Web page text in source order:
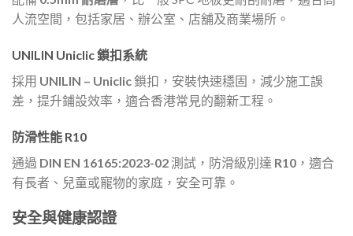
人流空間，包括家居、辦公室、店舖及商業場所。
UNILIN Uniclic 鎖扣系統
採用 UNILIN – Uniclic鎖扣，安裝快速穩固，減少施工誤
差，提升鋪設效率，適合香港常見的翻新工程。
防滑性能 R10
通過 DIN EN 16165:2023-02 測試，防滑級別達 R10 ，適合
有長者、兒童或寵物的家庭，安全可靠。
安全與健康認證